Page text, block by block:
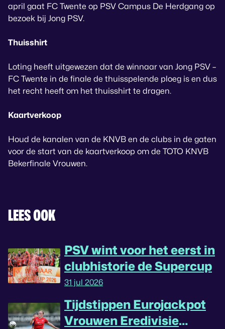
april gaat FC Twente op PSV Campus De Herdgang op
bezoek bij Jong PSV.
Thuisshirt
Loting heeft uitgewezen dat de winnaar van Jong PSV –
FC Twente in de finale de thuisspelende ploeg is en dus
het recht heeft om het thuisshirt te dragen.
Kaartverkoop
Houd de kanalen van de KNVB en de clubs in de gaten
voor de start van de kaartverkoop om de TOTO KNVB
Bekerfinale Vrouwen.
LEES OOK
PSV wint voor het eerst in
clubhistorie de Supercup
31 jul 2026
Tijdstippen Eurojackpot
Vrouwen Eredivisie